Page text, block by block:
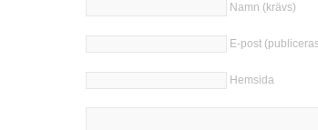
Namn (krävs)
E-post
Hemsida